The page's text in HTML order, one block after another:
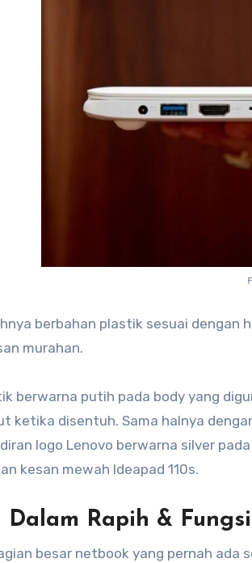
berbahan plastik sesuai dengan
murahan.
berwarna putih pada body yang
ketika disentuh. Sama halnya
logo Lenovo berwarna silver
kesan mewah Ideapad 110s.
Dalam Rapih &
besar netbook yang pernah ada